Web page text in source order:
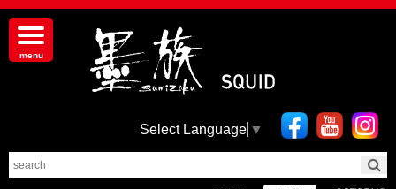
Select Language ▼